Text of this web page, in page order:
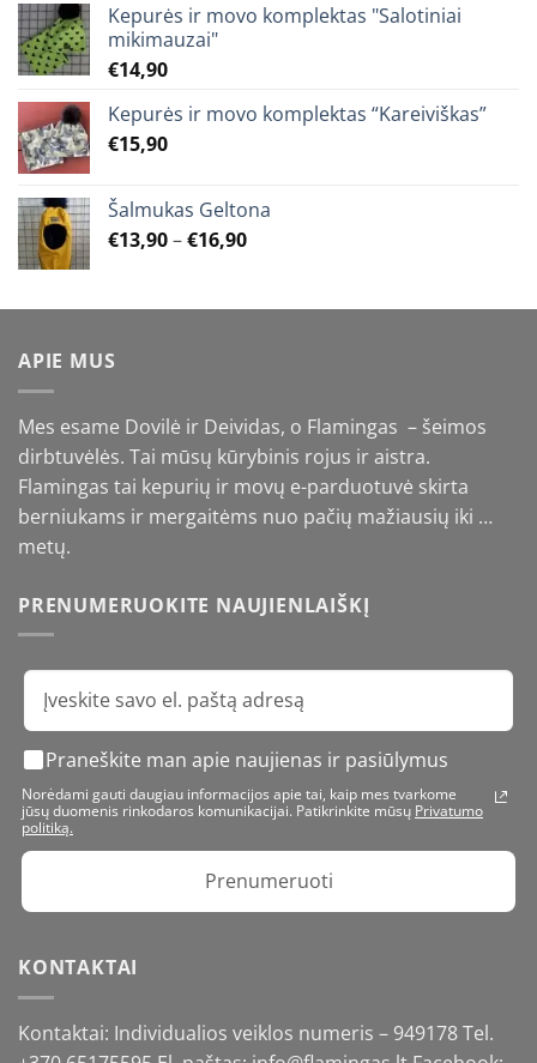
Kepurės ir movo komplektas "Salotiniai
mikimauzai"
€14,90
Kepurės ir movo komplektas “Kareiviškas”
€15,90
Šalmukas Geltona
€13,90–€16,90Price
through
APIE MUS
Mes esame Dovilė ir Deividas, o Flamingas – šeimos
dirbtuvėlės. Tai mūsų kūrybinis rojus ir aistra.
Flamingas tai kepurių ir movų e-parduotuvė skirta
berniukams ir mergaitėms nuo pačių mažiausių iki …
metų.
PRENUMERUOKITE NAUJIENLAIŠKĮ
Praneškite man apie naujienas ir pasiūlymus
Norėdami gauti daugiau informacijos apie tai, kaip mes tvarkome
jūsų duomenis rinkodaros komunikacijai. Patikrinkite mūsų Privatumo
politiką.
Prenumeruoti
KONTAKTAI
Kontaktai: Individualios veiklos numeris – 949178 Tel.